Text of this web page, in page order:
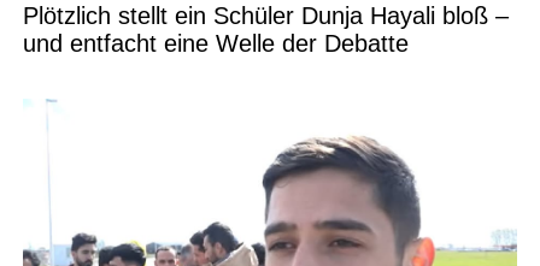
Plötzlich stellt ein Schüler Dunja Hayali bloß –
und entfacht eine Welle der Debatte